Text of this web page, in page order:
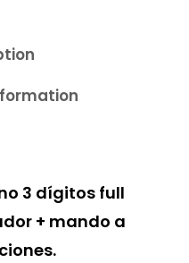
3 dígitos full
+ mando a